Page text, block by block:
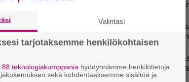
kysymyksiä
Rakastettu
tekee paluun
Kerttu
lyhyeksi –
Valintasi
tarjotaksemme henkilökohtaisen
88 teknologiakumppania hyödynnämme henkilötietoja
sekä kohdentaaksemme sisältöä ja